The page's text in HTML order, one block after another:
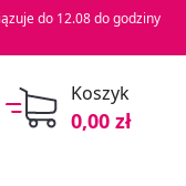
do 12.08 do godziny
Koszyk
0,00 zł